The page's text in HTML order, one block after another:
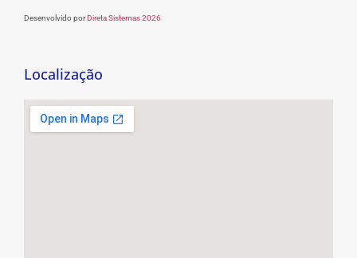
Desenvolvido porDireta Sistemas 2026
Localização